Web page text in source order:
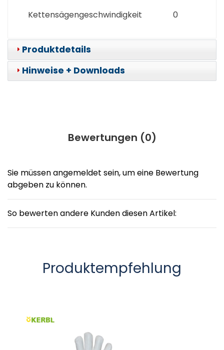
Kettensägengeschwindigkeit 0
Produktdetails
Hinweise + Downloads
Bewertungen (0)
Sie müssen angemeldet sein, um eine Bewertung
abgeben zu können.
So bewerten andere Kunden diesen Artikel:
Produktempfehlung